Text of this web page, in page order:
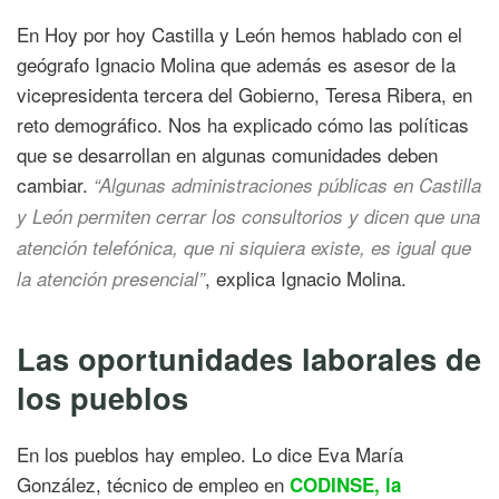
En Hoy por hoy Castilla y León hemos hablado con el
geógrafo Ignacio Molina que además es asesor de la
vicepresidenta tercera del Gobierno, Teresa Ribera, en
reto demográfico. Nos ha explicado cómo las políticas
que se desarrollan en algunas comunidades deben
cambiar. “Algunas administraciones públicas en Castilla
y León permiten cerrar los consultorios y dicen que una
atención telefónica, que ni siquiera existe, es igual que
la atención presencial”, explica Ignacio Molina.
Las oportunidades laborales de
los pueblos
En los pueblos hay empleo. Lo dice Eva María
González, técnico de empleo en CODINSE, la